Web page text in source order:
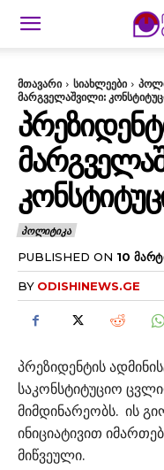
მთავარი სიახლეები
მარგველაშვილი:
ᲞᲝᲚᲘᲢᲘᲙᲐ
PUBLISHED ON 10
BY ODISHINEWS.GE
პრეზიდენტის
საკონსტიტუციო
მიმდინარეობს. ის
ინიციატივით
მიწვეული.